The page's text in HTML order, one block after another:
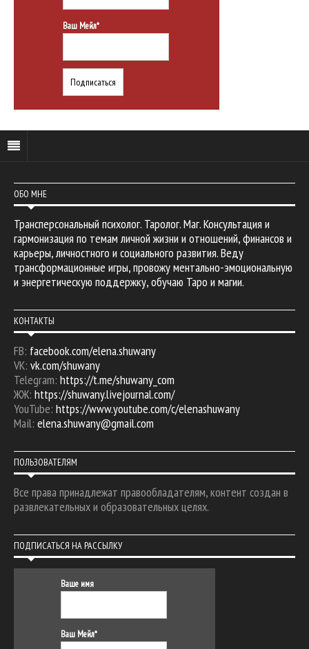
Ваш Мейл*
ОБО МНЕ
Трансперсональный психолог. Таролог. Маг. Консультация и
гармонизация по темам личной жизни и отношений, финансов и
карьеры, личностного и социального развития. Веду
трансформационные игры, провожу ментально-эмоциональную
и энергетическую поддержку, обучаю Таро и магии.
КОНТАКТЫ
FB: facebook.com/elena.shuwany
VK: vk.com/shuwany
Telegram: https://t.me/shuwany_com
ЖЖ: https://shuwany.livejournal.com/
YouTube: https://www.youtube.com/c/elenashuwany
Mail: elena.shuwany@gmail.com
ПОЛЬЗОВАТЕЛЯМ
Все права принадлежат правообладателям, контент создан в
развлекательных и образовательных целях.
ПОДПИСАТЬСЯ НА РАССЫЛКУ
Ваше имя
Ваш Мейл*